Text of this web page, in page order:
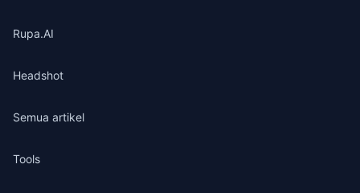
Rupa.AI
Headshot
Semua artikel
Tools